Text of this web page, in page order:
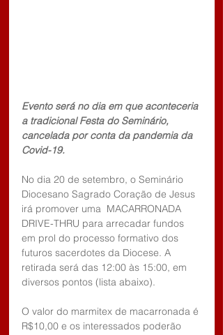
Evento será no dia em que aconteceria
a tradicional Festa do Seminário,
cancelada por conta da pandemia da
Covid-19.
No dia 20 de setembro, o Seminário
Diocesano Sagrado Coração de Jesus
irá promover uma  MACARRONADA
DRIVE-THRU para arrecadar fundos
em prol do processo formativo dos
futuros sacerdotes da Diocese. A
retirada será das 12:00 às 15:00, em
diversos pontos (lista abaixo).
O valor do marmitex de macarronada é
R$10,00 e os interessados poderão